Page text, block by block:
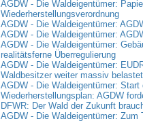
AGDW - Die Waldeigentümer:
Wiederherstellungsverordnung
AGDW - Die Waldeigentümer:
AGDW - Die Waldeigentümer:
AGDW - Die Waldeigentümer:
realitätsferne Überregulierung
AGDW - Die Waldeigentümer:
Waldbesitzer weiter massiv belastet
AGDW - Die Waldeigentümer:
Wiederherstellungsplan: AGDW
DFWR: Der Wald der Zukunft
AGDW - Die Waldeigentümer: